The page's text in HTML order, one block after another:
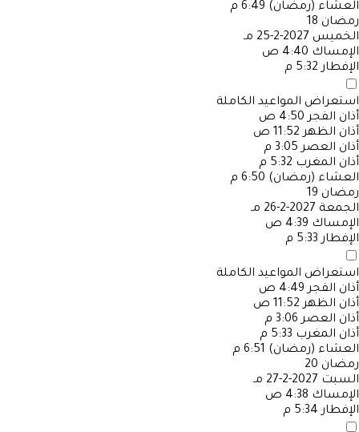
العشاء (رمضان) 6:49 م
رمضان 18
الخميس 2027-2-25 مـ
الإمساك 4:40 ص
الإفطار 5:32 م
استعراض المواعيد الكاملة
أذان الفجر 4:50 ص
أذان الظهر 11:52 ص
أذان العصر 3:05 م
أذان المغرب 5:32 م
العشاء (رمضان) 6:50 م
رمضان 19
الجمعة 2027-2-26 مـ
الإمساك 4:39 ص
الإفطار 5:33 م
استعراض المواعيد الكاملة
أذان الفجر 4:49 ص
أذان الظهر 11:52 ص
أذان العصر 3:06 م
أذان المغرب 5:33 م
العشاء (رمضان) 6:51 م
رمضان 20
السبت 2027-2-27 مـ
الإمساك 4:38 ص
الإفطار 5:34 م